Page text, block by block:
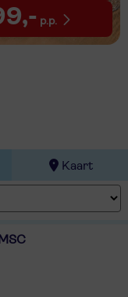
p.p.
Kaart